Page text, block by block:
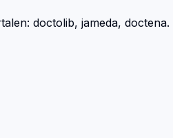
doctolib, jameda, doctena.